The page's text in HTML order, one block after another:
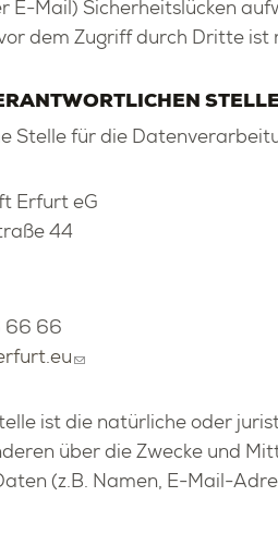
E-Mail) Si­cher­heits­lü­cken
dem Zu­griff durch Drit­te ist
Stel­le für die
Er­furt eG
44
66 66
ist die na­tür­li­che oder
über die Zwe­cke und
(z.B. Namen, E-Mail-